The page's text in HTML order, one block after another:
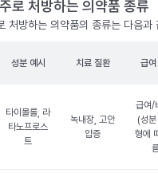
로 처방하는 의약품 종류
처방하는 의약품의 종류는 다음과
성분 예시 치료 질환 급
타이몰롤, 라
타노프로스
트
녹내장, 고안
압증
급여/
(성분
형에